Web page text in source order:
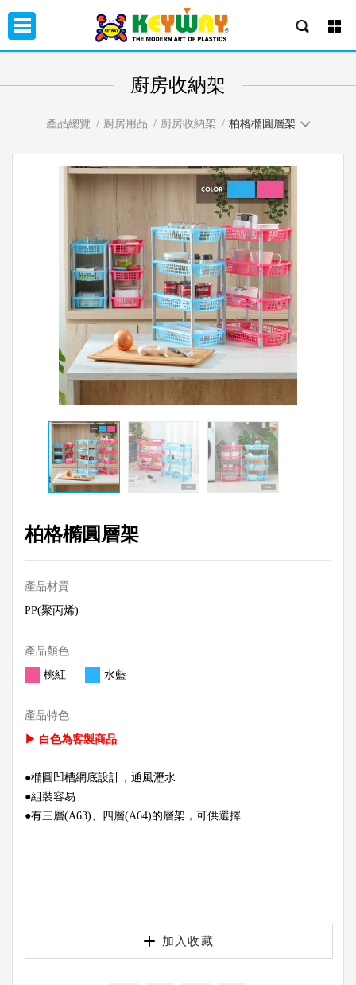
廚房收納架
產品總覽 廚房用品 廚房收納架 柏格橢圓層架
柏格橢圓層架
產品材質
PP(聚丙烯)
產品顏色
桃紅
水藍
產品特色
▶ 白色為客製商品
●橢圓凹槽網底設計，通風瀝水
●組裝容易
●有三層(A63)、四層(A64)的層架，可供選擇
加入收藏